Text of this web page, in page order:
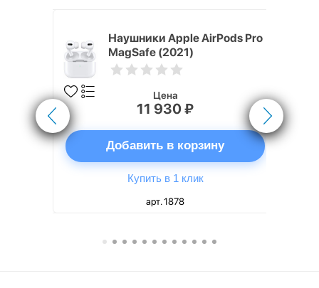
Наушники Apple AirPods Pro
MagSafe (2021)
Цена
11 930 ₽
Добавить в корзину
Купить в 1 клик
арт. 1878